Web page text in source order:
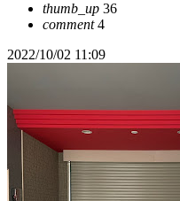
thumb_up 36
comment4
2022/10/02 11:09